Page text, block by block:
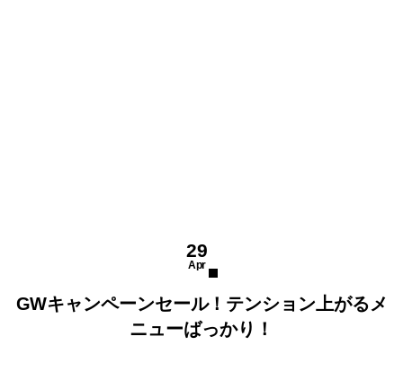
29
Apr
GWキャンペーンセール！テンション上がるメ
ニューばっかり！